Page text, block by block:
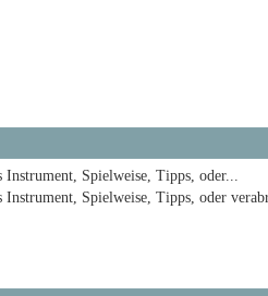
Instrument, Spielweise, Tipps, oder...
Spielweise, Tipps, oder